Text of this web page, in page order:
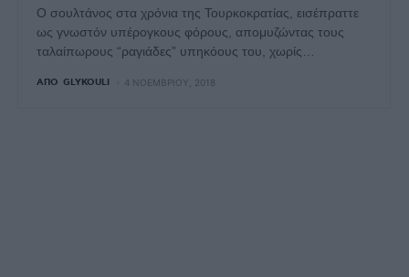
Ο σουλτάνος στα χρόνια της Τουρκοκρατίας, εισέπραττε
ως γνωστόν υπέρογκους φόρους, απομυζώντας τους
ταλαίπωρους “ραγιάδες” υπηκόους του, χωρίς…
ΑΠΌ GLYKOULI 4 ΝΟΕΜΒΡΊΟΥ, 2018